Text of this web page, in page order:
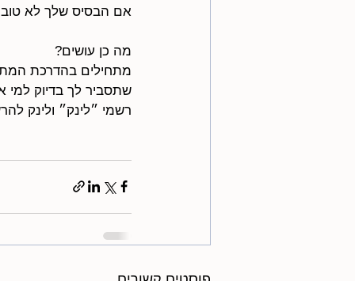
אם הבסיס שלך לא טוב,
מה כן עושים?
מתחילים בהדרכת
שתסביר לך בדיוק למי
רשמי ״לינק״ ולינק